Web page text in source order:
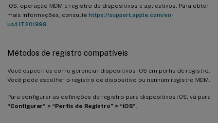
iOS, operação MDM e registro de dispositivos e aplicativos. Para obter
mais informações, consulte https://support.apple.com/en-
us/HT201999
Métodos de registro compatíveis
Você especifica como gerenciar dispositivos iOS em perfis de registro.
Você pode escolher o registro de dispositivo ou nenhum registro MDM.
Para configurar as definições de registro para dispositivos iOS, vá para
“Configurar” > “Perfis de Registro” > “iOS”